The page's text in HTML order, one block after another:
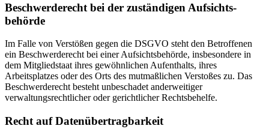
Beschwerde­recht bei der zuständigen Aufsichts­
behörde
Im Falle von Verstößen gegen die DSGVO steht den Betroffenen
ein Beschwerderecht bei einer Aufsichtsbehörde, insbesondere in
dem Mitgliedstaat ihres gewöhnlichen Aufenthalts, ihres
Arbeitsplatzes oder des Orts des mutmaßlichen Verstoßes zu. Das
Beschwerderecht besteht unbeschadet anderweitiger
verwaltungsrechtlicher oder gerichtlicher Rechtsbehelfe.
Recht auf Daten­übertrag­barkeit